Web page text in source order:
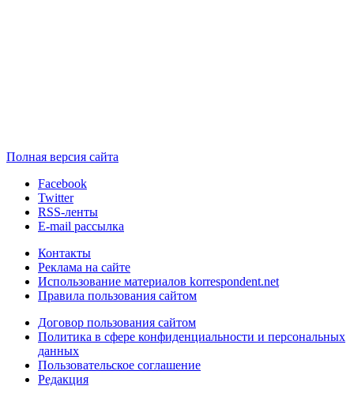
Полная версия сайта
Facebook
Twitter
RSS-ленты
E-mail рассылка
Контакты
Реклама на сайте
Использование материалов korrespondent.net
Правила пользования сайтом
Договор пользования сайтом
Политика в сфере конфиденциальности и персональных
данных
Пользовательское соглашение
Редакция